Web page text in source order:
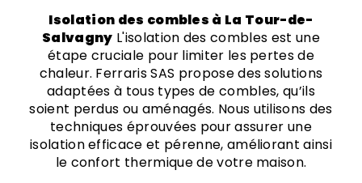
Isolation des combles à La Tour-de-
Salvagny L'isolation des combles est une
étape cruciale pour limiter les pertes de
chaleur. Ferraris SAS propose des solutions
adaptées à tous types de combles, qu’ils
soient perdus ou aménagés. Nous utilisons des
techniques éprouvées pour assurer une
isolation efficace et pérenne, améliorant ainsi
le confort thermique de votre maison.